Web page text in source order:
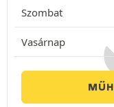
Szombat
Vasárnap